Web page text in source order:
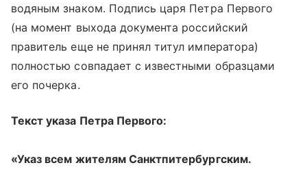
водяным знаком. Подпись царя Петра Первого
(на момент выхода документа российский
правитель еще не принял титул императора)
полностью совпадает с известными образцами
его почерка.
Текст указа Петра Первого:
«Указ всем жителям Санктпитербургским.